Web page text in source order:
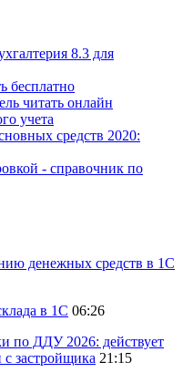
8.3 для
бесплатно
читать онлайн
учета
средств 2020:
- справочник по
денежных средств в 1С
в 1С 06:26
по ДДУ 2026: действует
застройщика 21:15